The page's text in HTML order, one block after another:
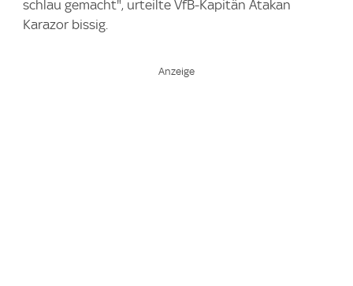
schlau gemacht", urteilte VfB-Kapitän Atakan
Karazor bissig.